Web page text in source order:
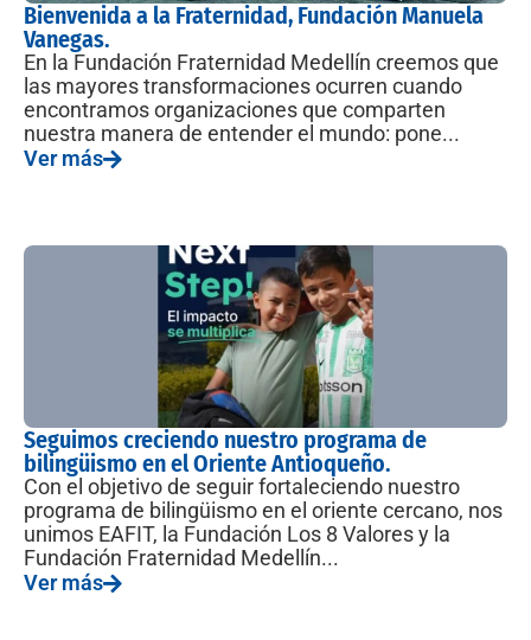
Bienvenida a la Fraternidad, Fundación Manuela
Vanegas.
En la Fundación Fraternidad Medellín creemos que
las mayores transformaciones ocurren cuando
encontramos organizaciones que comparten
nuestra manera de entender el mundo: pone...
Ver más
Seguimos creciendo nuestro programa de
bilingüismo en el Oriente Antioqueño.
Con el objetivo de seguir fortaleciendo nuestro
programa de bilingüismo en el oriente cercano, nos
unimos EAFIT, la Fundación Los 8 Valores y la
Fundación Fraternidad Medellín...
Ver más